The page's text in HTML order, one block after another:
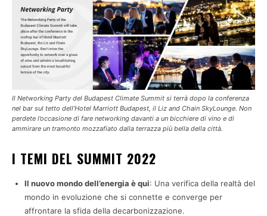
Il Networking Party del Budapest Climate Summit si terrà dopo la conferenza
nel bar sul tetto dell’Hotel Marriott Budapest, il Liz and Chain SkyLounge. Non
perdete l’occasione di fare networking davanti a un bicchiere di vino e di
ammirare un tramonto mozzafiato dalla terrazza più bella della città.
I TEMI DEL SUMMIT 2022
Il nuovo mondo dell’energia è qui: Una verifica della realtà del
mondo in evoluzione che si connette e converge per
affrontare la sfida della decarbonizzazione.